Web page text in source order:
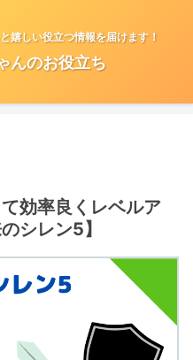
嬉しい役立つ情報を届けます！
んのお役立ち
効率良くレベルア
シレン5】